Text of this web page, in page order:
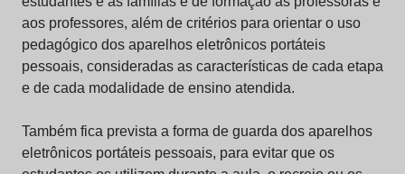
aos professores, além de critérios para orientar o uso
pedagógico dos aparelhos eletrônicos portáteis
pessoais, consideradas as características de cada etapa
e de cada modalidade de ensino atendida.
Também fica prevista a forma de guarda dos aparelhos
eletrônicos portáteis pessoais, para evitar que os